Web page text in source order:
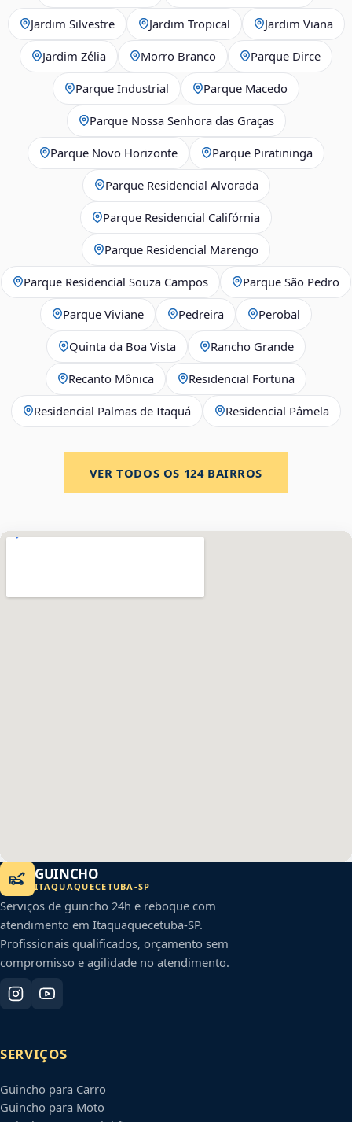
Jardim Silvestre Jardim Tropical Jardim Viana
Jardim Zélia Morro Branco Parque Dirce
Parque Industrial Parque Macedo
Parque Nossa Senhora das Graças
Parque Novo Horizonte Parque Piratininga
Parque Residencial Alvorada
Parque Residencial Califórnia
Parque Residencial Marengo
Parque Residencial Souza Campos Parque São Pedro
Parque Viviane Pedreira Perobal
Quinta da Boa Vista Rancho Grande
Recanto Mônica Residencial Fortuna
Residencial Palmas de Itaquá Residencial Pâmela
VER TODOS OS 124BAIRROS
GUINCHO
ITAQUAQUECETUBA -SP
Serviços de guincho 24h e reboque com
atendimento em Itaquaquecetuba-SP.
Profissionais qualificados, orçamento sem
compromisso e agilidade no atendimento.
SERVIÇOS
Guincho para Carro
Guincho para Moto